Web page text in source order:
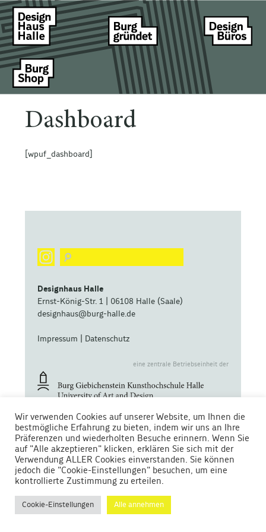
Dashboard
[wpuf_dashboard]
Designhaus Halle
Ernst-König-Str. 1 | 06108 Halle (Saale)
designhaus@burg-halle.de
Impressum Datenschutz
eine zentrale Betriebseinheit der
Gefördert von
Wir verwenden Cookies auf unserer Website, um Ihnen die
bestmögliche Erfahrung zu bieten, indem wir uns an Ihre
Präferenzen und wiederholten Besuche erinnern. Wenn Sie
auf "Alle akzeptieren" klicken, erklären Sie sich mit der
Verwendung ALLER Cookies einverstanden. Sie können
jedoch die "Cookie-Einstellungen" besuchen, um eine
kontrollierte Zustimmung zu erteilen.
Cookie-Einstellungen Alle annehmen